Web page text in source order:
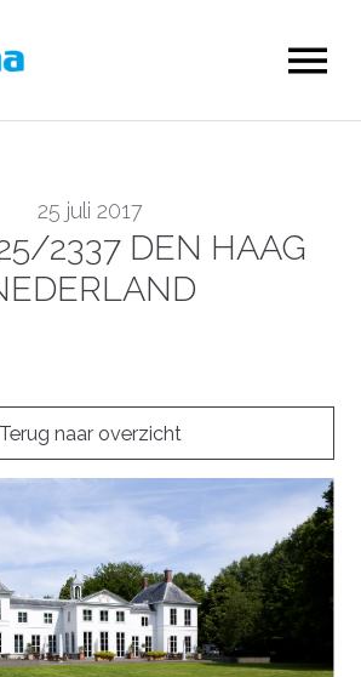
25 juli 2017
2337 DEN HAAG
Terug naar overzicht